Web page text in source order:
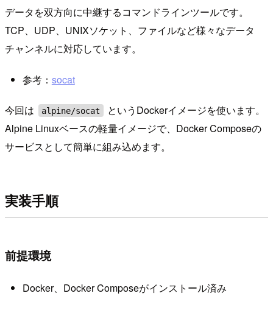
データを双方向に中継するコマンドラインツールです。
TCP、UDP、UNIXソケット、ファイルなど様々なデータ
チャンネルに対応しています。
参考： socat
今回は alpine/socat
というDockerイメージを使います。
Alpine Linuxベースの軽量イメージで、Docker Composeの
サービスとして簡単に組み込めます。
実装手順
前提環境
Docker、Docker Composeがインストール済み